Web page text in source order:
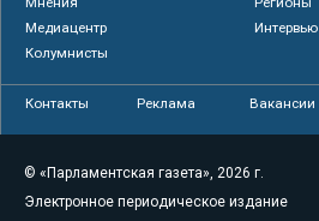
Медиацентр
Интервью
Колумнисты
Контакты Реклама Вакансии
© «Парламентская газета», 2026 г.
Электронное периодическое издание